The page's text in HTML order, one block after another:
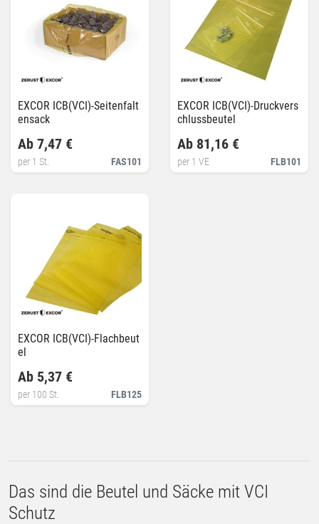
EXCOR ICB(VCI)-Seitenfalt
ensack
FAS101
Ab 7,47 €
per 1 St.
EXCOR ICB(VCI)-Druckvers
chlussbeutel
FLB101
Ab 81,16 €
per 1 VE
EXCOR ICB(VCI)-Flachbeut
el
FLB125
Ab 5,37 €
per 100 St.
Das sind die Beutel und Säcke mit VCI
Schutz